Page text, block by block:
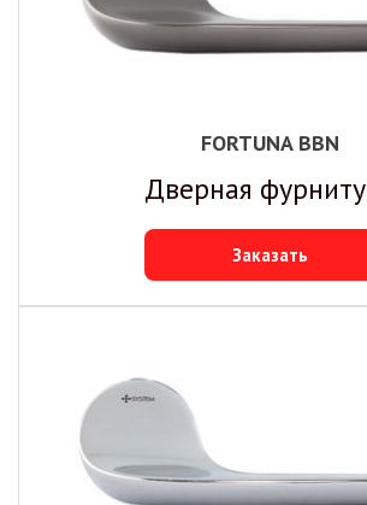
FORTUNA BBN
Дверная
Заказать